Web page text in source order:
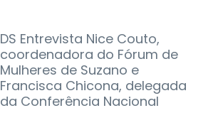
DS Entrevista Nice Couto,
coordenadora do Fórum de
Mulheres de Suzano e
Francisca Chicona, delegada
da Conferência Nacional